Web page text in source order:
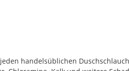
handelsüblichen